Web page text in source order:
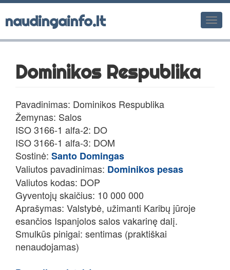
naudingainfo.lt
Dominikos Respublika
Pavadinimas: Dominikos Respublika
Žemynas: Salos
ISO 3166-1 alfa-2: DO
ISO 3166-1 alfa-3: DOM
Sostinė: Santo Domingas
Valiutos pavadinimas: Dominikos pesas
Valiutos kodas: DOP
Gyventojų skaičius: 10 000 000
Aprašymas: Valstybė, užimanti Karibų jūroje
esančios Ispanjolos salos vakarinę dalį.
Smulkūs pinigai: sentimas (praktiškai
nenaudojamas)